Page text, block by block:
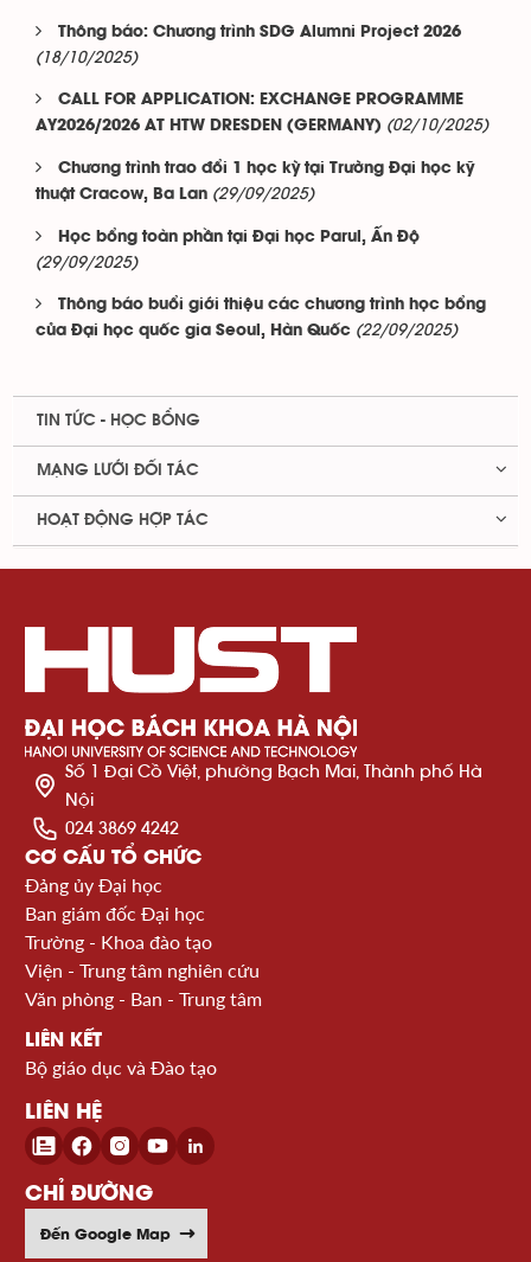
Thông báo: Chương trình SDG Alumni Project 2026
(18/10/2025)
CALL FOR APPLICATION: EXCHANGE PROGRAMME
AY2026/2026 AT HTW DRESDEN (GERMANY) (02/10/2025)
Chương trình trao đổi 1 học kỳ tại Trường Đại học kỹ
thuật Cracow, Ba Lan (29/09/2025)
Học bổng toàn phần tại Đại học Parul, Ấn Độ
(29/09/2025)
Thông báo buổi giới thiệu các chương trình học bổng
của Đại học quốc gia Seoul, Hàn Quốc (22/09/2025)
TIN TỨC - HỌC BỔNG
MẠNG LƯỚI ĐỐI TÁC
HOẠT ĐỘNG HỢP TÁC
Số 1 Đại Cồ Việt, phường Bạch Mai, Thành phố Hà
Nội
024 3869 4242
CƠ CẤU TỔ CHỨC
Đảng ủy Đại học
Ban giám đốc Đại học
Trường - Khoa đào tạo
Viện - Trung tâm nghiên cứu
Văn phòng - Ban - Trung tâm
LIÊN KẾT
Bộ giáo dục và Đào tạo
LIÊN HỆ
CHỈ ĐƯỜNG
Đến Google Map